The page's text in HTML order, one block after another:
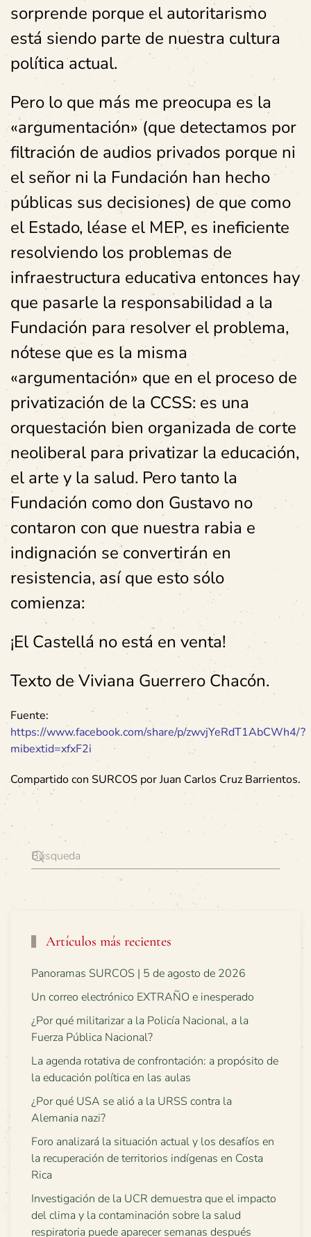
sorprende porque el autoritarismo
está siendo parte de nuestra cultura
política actual.
Pero lo que más me preocupa es la
«argumentación» (que detectamos por
filtración de audios privados porque ni
el señor ni la Fundación han hecho
públicas sus decisiones) de que como
el Estado, léase el MEP, es ineficiente
resolviendo los problemas de
infraestructura educativa entonces hay
que pasarle la responsabilidad a la
Fundación para resolver el problema,
nótese que es la misma
«argumentación» que en el proceso de
privatización de la CCSS: es una
orquestación bien organizada de corte
neoliberal para privatizar la educación,
el arte y la salud. Pero tanto la
Fundación como don Gustavo no
contaron con que nuestra rabia e
indignación se convertirán en
resistencia, así que esto sólo
comienza:
¡El Castellá no está en venta!
Texto de Viviana Guerrero Chacón.
Fuente:
https://www.facebook.com/share/p/zwvjYeRdT1AbCWh4/?
mibextid=xfxF2i
Compartido con SURCOS por Juan Carlos Cruz Barrientos.
Artículos más recientes
Panoramas SURCOS | 5 de agosto de 2026
Un correo electrónico EXTRAÑO e inesperado
¿Por qué militarizar a la Policía Nacional, a la
Fuerza Pública Nacional?
La agenda rotativa de confrontación: a propósito de
la educación política en las aulas
¿Por qué USA se alió a la URSS contra la
Alemania nazi?
Foro analizará la situación actual y los desafíos en
la recuperación de territorios indígenas en Costa
Rica
Investigación de la UCR demuestra que el impacto
del clima y la contaminación sobre la salud
respiratoria puede aparecer semanas después